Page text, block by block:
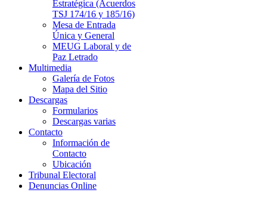
Estratégica (Acuerdos
TSJ 174/16 y 185/16)
Mesa de Entrada
Única y General
MEUG Laboral y de
Paz Letrado
Multimedia
Galería de Fotos
Mapa del Sitio
Descargas
Formularios
Descargas varias
Contacto
Información de
Contacto
Ubicación
Tribunal Electoral
Denuncias Online